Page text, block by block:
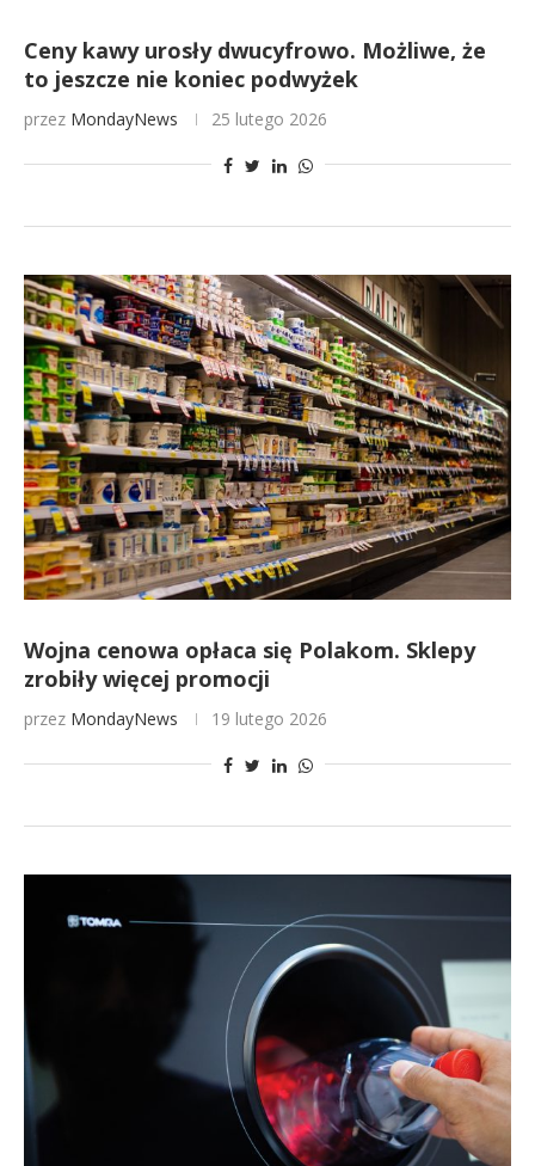
Ceny kawy urosły dwucyfrowo. Możliwe, że
to jeszcze nie koniec podwyżek
przez MondayNews 25 lutego 2026
Wojna cenowa opłaca się Polakom. Sklepy
zrobiły więcej promocji
przez MondayNews 19 lutego 2026